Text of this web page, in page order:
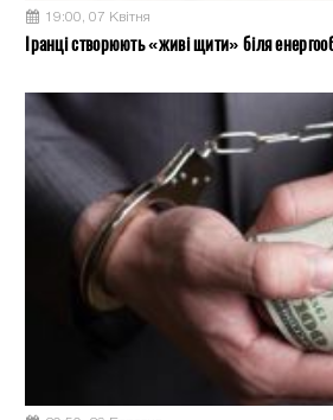
19:00, 07 Квітня
Іранці створюють «живі щити» біля